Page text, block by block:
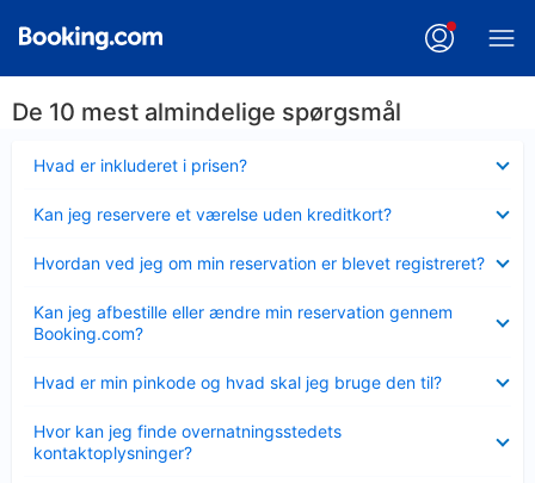
De 10 mest almindelige spørgsmål
Hvad er inkluderet i prisen?
Kan jeg reservere et værelse uden kreditkort?
Hvordan ved jeg om min reservation er blevet registreret?
Kan jeg afbestille eller ændre min reservation gennem
Booking.com?
Hvad er min pinkode og hvad skal jeg bruge den til?
Hvor kan jeg finde overnatningsstedets
kontaktoplysninger?